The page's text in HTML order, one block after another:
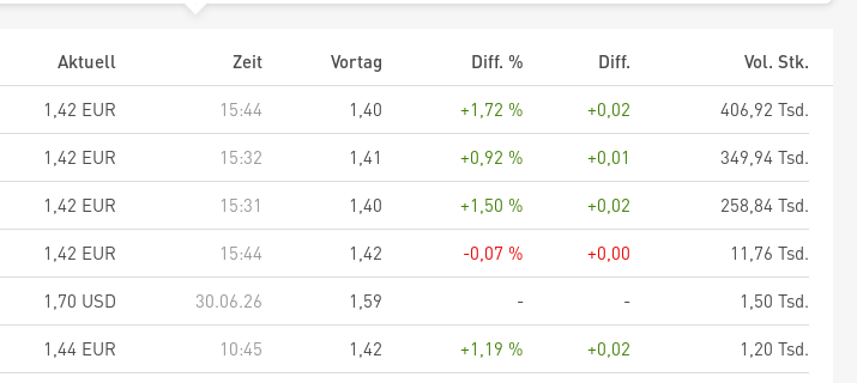
Aktuell Zeit Vortag Diff. % Diff.
Vol. Stk.
1,42 EUR 15:44 1,40 +1,72 % +0,02
406,92 Tsd.
1,42 EUR 15:32 1,41 +0,92 % +0,01
349,94 Tsd.
1,42 EUR 15:31 1,40 +1,50 % +0,02
258,84 Tsd.
1,42 EUR 15:44 1,42 -0,07 % +0,00
11,76 Tsd.
1,70 USD 30.06.26 1,59 - -
1,50 Tsd.
1,44 EUR 10:45 1,42 +1,19 % +0,02
1,20 Tsd.